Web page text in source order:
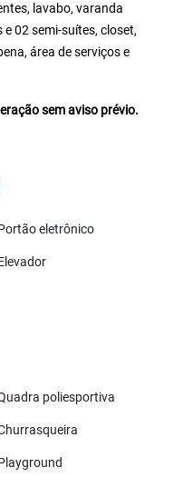
lavabo, varanda
02 semi-suítes, closet,
área de serviços e
sem aviso prévio.
eletrônico
poliesportiva